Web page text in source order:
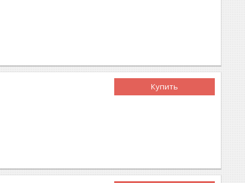
Купить